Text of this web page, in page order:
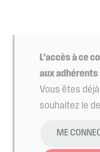
L'accès à ce
aux adhérents
Vous êtes
souhaitez le
ME